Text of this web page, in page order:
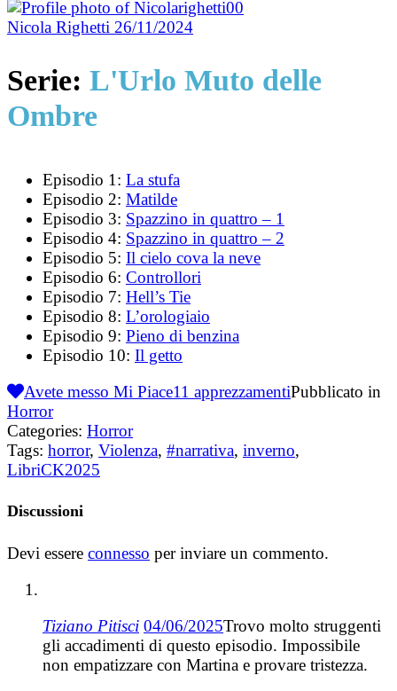
Nicola Righetti 26/11/2024
Serie: L'Urlo Muto delle
Ombre
Episodio 1: La stufa
Episodio 2: Matilde
Episodio 3: Spazzino in quattro – 1
Episodio 4: Spazzino in quattro – 2
Episodio 5: Il cielo cova la neve
Episodio 6: Controllori
Episodio 7: Hell’s Tie
Episodio 8: L’orologiaio
Episodio 9: Pieno di benzina
Episodio 10: Il getto
Avete messo Mi Piace11 apprezzamentiPubblicato in
Horror
Categories: Horror
Tags: horror, Violenza, #narrativa, inverno,
LibriCK2025
Discussioni
Devi essere connesso per inviare un commento.
Tiziano Pitisci 04/06/2025Trovo molto struggenti
gli accadimenti di questo episodio. Impossibile
non empatizzare con Martina e provare tristezza.